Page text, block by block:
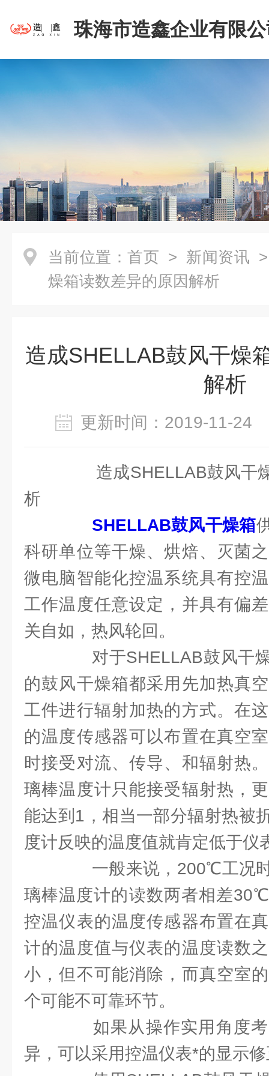
珠海市造鑫企业有限
当前位置： 首页 > 新闻资讯
燥箱读数差异的原因解析
造成SHELLAB鼓风干燥
解析
更新时间：2019-11-
造成SHELLAB鼓风干燥
析
SHELLAB鼓风干燥箱
科研单位等干燥、烘焙、灭菌
微电脑智能化控温系统具有控
工作温度任意设定，并具有偏
关自如，热风轮回。
对于SHELLAB鼓风干燥
的鼓风干燥箱都采用先加热真
工件进行辐射加热的方式。在
的温度传感器可以布置在真空
时接受对流、传导、和辐射热
璃棒温度计只能接受辐射热，
能达到1，相当一部分辐射热被
度计反映的温度值就肯定低于仪
一般来说，200℃工况时
璃棒温度计的读数两者相差
控温仪表的温度传感器布置在
计的温度值与仪表的温度读数
小，但不可能消除，而真空室
个可能不可靠环节。
如果从操作实用角度考
异，可以采用控温仪表*的显示